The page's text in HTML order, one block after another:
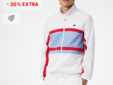
- 20% EXTRA